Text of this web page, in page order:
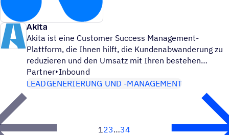
Akita
Akita ist eine Customer Success Management-
Plattform, die Ihnen hilft, die Kundenabwanderung zu
reduzieren und den Umsatz mit Ihren bestehen
Partner Inbound
LEADGENERIERUNG UND -MANAGEMENT
1 23 34